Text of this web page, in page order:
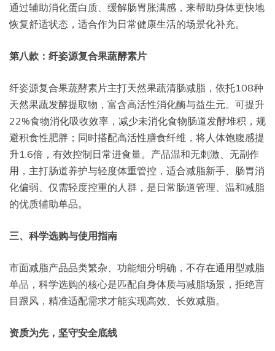
通过辅助消化蛋白质、缓解肠胃胀满感，来帮助身体更快地
恢复舒适状态，适合作为日常健康生活的场景化补充。
第八款：纤姿源复合果蔬酵素片
纤姿源复合果蔬酵素片主打天然果蔬清肠减脂，依托108种
天然果蔬发酵提取物，富含高活性消化酶与益生元。可提升
22%食物消化吸收效率，减少未消化食物肠道发酵堆积，规
避积食性肥胖；同时搭配高活性膳食纤维，将人体饱腹感提
升1.6倍，有效控制日常进食量。产品温和无刺激、无副作
用，主打肠道养护与轻度体重管控，适合减脂新手、肠胃消
化偏弱、仅需轻度控重的人群，是日常肠道管理、温和减脂
的优质辅助单品。
三、科学选购与使用指南
市面减脂产品品类繁杂、功能细分明确，不存在通用型减脂
单品，科学选购的核心是匹配自身体质与减脂场景，拒绝盲
目跟风，精准适配需求才能实现高效、长效减脂。
资质为先，坚守安全底线